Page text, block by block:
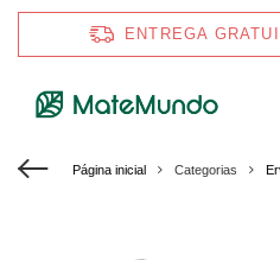
ENTREGA
Página inicial Categorias